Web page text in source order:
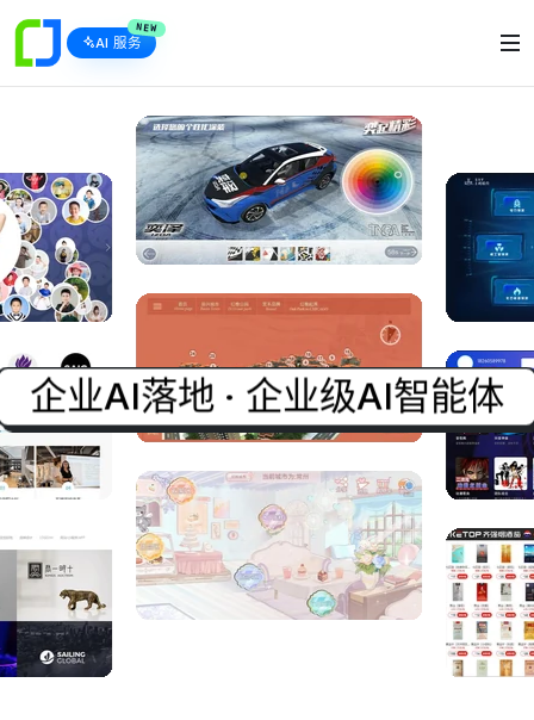
AI 服务
NEW
企业AI落地 · 企业级AI智能体